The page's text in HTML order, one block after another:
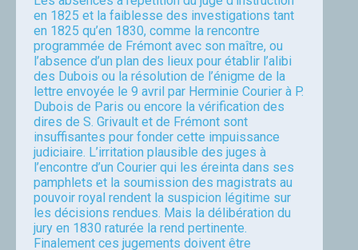
en 1825 et la faiblesse des investigations tant
en 1825 qu’en 1830, comme la rencontre
programmée de Frémont avec son maître, ou
l’absence d’un plan des lieux pour établir l’alibi
des Dubois ou la résolution de l’énigme de la
lettre envoyée le 9 avril par Herminie Courier à P.
Dubois de Paris ou encore la vérification des
dires de S. Grivault et de Frémont sont
insuffisantes pour fonder cette impuissance
judiciaire. L’irritation plausible des juges à
l’encontre d’un Courier qui les éreinta dans ses
pamphlets et la soumission des magistrats au
pouvoir royal rendent la suspicion légitime sur
les décisions rendues. Mais la délibération du
jury en 1830 raturée la rend pertinente.
Finalement ces jugements doivent être